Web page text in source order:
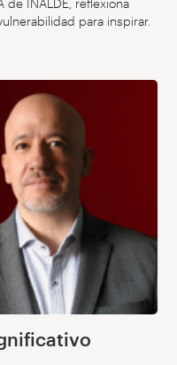
de INALDE, reflexiona
para inspirar.